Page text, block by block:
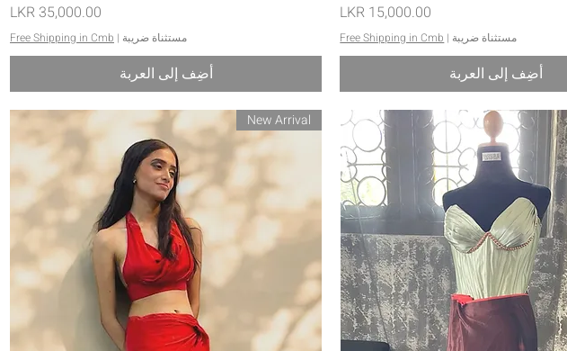
السعر
مستثناة ضريبة |
Free Shipping in Cmb
أضِف إلى العربة
السعر
مستثناة ضريبة |
Free Shipping in Cmb
أضِف إلى العربة
New Arrival